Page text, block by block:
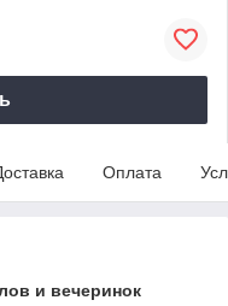
Оплата
и вечеринок